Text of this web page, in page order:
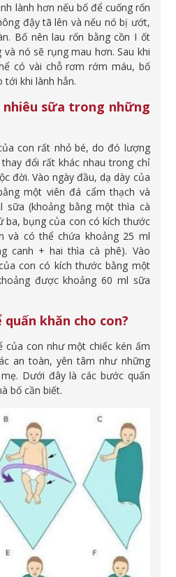
lành hơn nếu bố để cuống rốn
đậy tã lên và nếu nó bị ướt,
Bố nên lau rốn bằng cồn I ốt
nó sẽ rụng mau hơn. Sau khi
có vài chỗ rơm rớm máu, bố
tới khi lành hẳn.
nhiêu sữa trong những
con rất nhỏ bé, do đó lượng
đổi rất khác nhau trong chỉ
đời. Vào ngày đầu, dạ dày của
một viên đá cẩm thạch và
sữa (khoảng bằng một thìa cà
ba, bụng của con có kích thước
và có thể chứa khoảng 25 ml
canh + hai thìa cà phê). Vào
con có kích thước bằng một
được khoảng 60 ml sữa
khăn cho con?
của con như một chiếc kén ấm
an toàn, yên tâm như những
Dưới đây là các bước quấn
bố cần biết.